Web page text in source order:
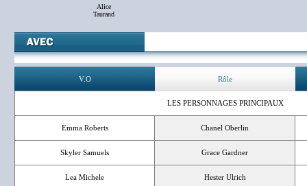
Alice
Taurand
V.O Rôle
LES PERSONNAGES PRINCIPAUX
Emma Roberts Chanel Oberlin
Skyler Samuels Grace Gardner
Lea Michele Hester Ulrich